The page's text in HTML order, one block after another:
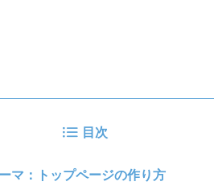
目次
マ：トップページの作り方